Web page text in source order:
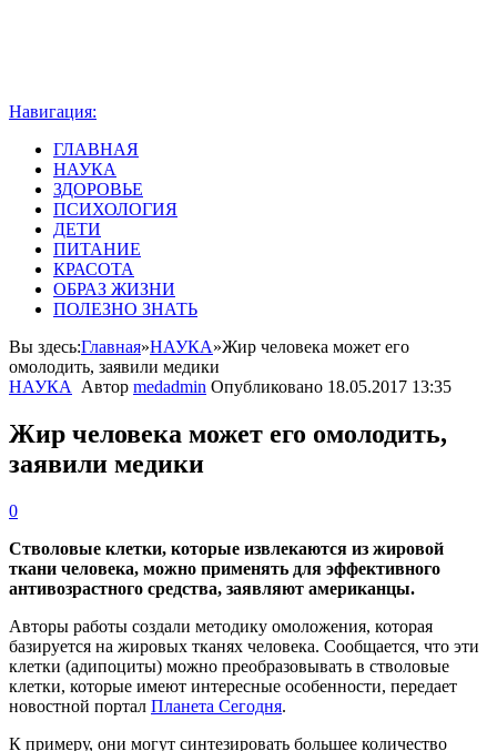
Навигация:
ГЛАВНАЯ
НАУКА
ЗДОРОВЬЕ
ПСИХОЛОГИЯ
ДЕТИ
ПИТАНИЕ
КРАСОТА
ОБРАЗ ЖИЗНИ
ПОЛЕЗНО ЗНАТЬ
Вы здесь:Главная»НАУКА»Жир человека может его
омолодить, заявили медики
НАУКА
Автор medadmin Опубликовано 18.05.2017 13:35
Жир человека может его омолодить,
заявили медики
0
Стволовые клетки, которые извлекаются из жировой
ткани человека, можно применять для эффективного
антивозрастного средства, заявляют американцы.
Авторы работы создали методику омоложения, которая
базируется на жировых тканях человека. Сообщается, что эти
клетки (адипоциты) можно преобразовывать в стволовые
клетки, которые имеют интересные особенности, передает
новостной портал Планета Сегодня.
К примеру, они могут синтезировать большее количество